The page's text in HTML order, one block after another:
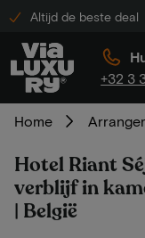
Altijd de beste deal
+32 3
Home
Hotel Riant
verblijf in
| België